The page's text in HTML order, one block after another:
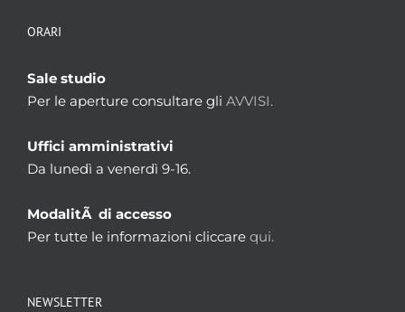
ORARI
Sale studio
Per le aperture consultare gli AVVISI.
Uffici amministrativi
Da lunedì a venerdì 9-16.
ModalitÃ di accesso
Per tutte le informazioni cliccare qui.
NEWSLETTER